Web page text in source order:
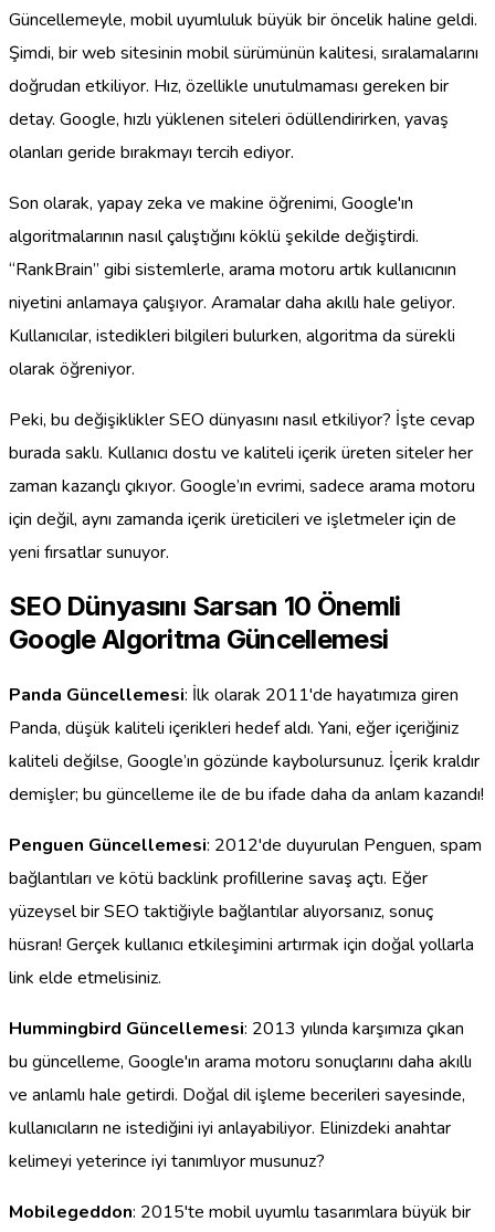
Güncellemeyle, mobil uyumluluk büyük bir öncelik haline geldi.
Şimdi, bir web sitesinin mobil sürümünün kalitesi, sıralamalarını
doğrudan etkiliyor. Hız, özellikle unutulmaması gereken bir
detay. Google, hızlı yüklenen siteleri ödüllendirirken, yavaş
olanları geride bırakmayı tercih ediyor.
Son olarak, yapay zeka ve makine öğrenimi, Google'ın
algoritmalarının nasıl çalıştığını köklü şekilde değiştirdi.
“RankBrain” gibi sistemlerle, arama motoru artık kullanıcının
niyetini anlamaya çalışıyor. Aramalar daha akıllı hale geliyor.
Kullanıcılar, istedikleri bilgileri bulurken, algoritma da sürekli
olarak öğreniyor.
Peki, bu değişiklikler SEO dünyasını nasıl etkiliyor? İşte cevap
burada saklı. Kullanıcı dostu ve kaliteli içerik üreten siteler her
zaman kazançlı çıkıyor. Google’ın evrimi, sadece arama motoru
için değil, aynı zamanda içerik üreticileri ve işletmeler için de
yeni fırsatlar sunuyor.
SEO Dünyasını Sarsan 10 Önemli
Google Algoritma Güncellemesi
Panda Güncellemesi: İlk olarak 2011'de hayatımıza giren
Panda, düşük kaliteli içerikleri hedef aldı. Yani, eğer içeriğiniz
kaliteli değilse, Google’ın gözünde kaybolursunuz. İçerik kraldır
demişler; bu güncelleme ile de bu ifade daha da anlam kazandı!
Penguen Güncellemesi: 2012'de duyurulan Penguen, spam
bağlantıları ve kötü backlink profillerine savaş açtı. Eğer
yüzeysel bir SEO taktiğiyle bağlantılar alıyorsanız, sonuç
hüsran! Gerçek kullanıcı etkileşimini artırmak için doğal yollarla
link elde etmelisiniz.
Hummingbird Güncellemesi: 2013 yılında karşımıza çıkan
bu güncelleme, Google'ın arama motoru sonuçlarını daha akıllı
ve anlamlı hale getirdi. Doğal dil işleme becerileri sayesinde,
kullanıcıların ne istediğini iyi anlayabiliyor. Elinizdeki anahtar
kelimeyi yeterince iyi tanımlıyor musunuz?
Mobilegeddon: 2015'te mobil uyumlu tasarımlara büyük bir